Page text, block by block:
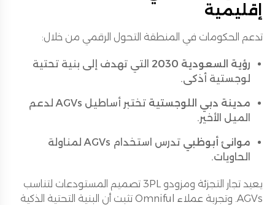
إقليمية
تدعم الحكومات في المنطقة التحول الرقمي من خلال:
رؤية السعودية 2030
التي تهدف إلى بنية تحتية
لوجستية أذكى.
مدينة دبي اللوجستية
تختبر أساطيل AGVs لدعم
الميل الأخير.
موانئ أبوظبي
تدرس استخدام AGVs لمناولة
الحاويات.
يعيد تجار التجزئة ومزودو 3PL تصميم المستودعات لتناسب
AGVs. وتجربة عملاء Omniful تثبت أن البنية التحتية الذكية